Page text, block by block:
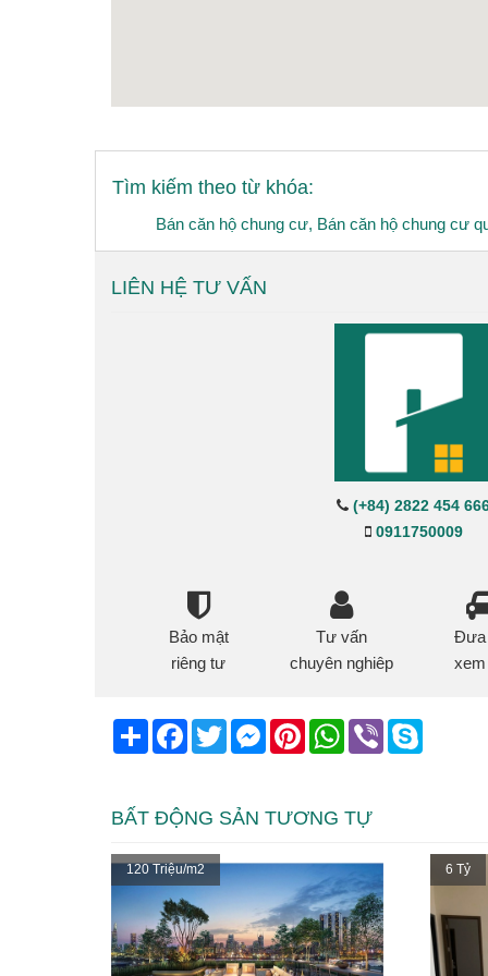
Tìm kiếm theo từ khóa:
Bán căn hộ chung cư, Bán căn hộ chung cư
LIÊN HỆ TƯ VẤN
(+84) 2822 454
0911750009
Bảo mật
riêng tư
Tư vấn
chuyên nghiêp
Đưa
Share Facebook
TwitterMessenger
PinterestWhatsApp
Viber
BẤT ĐỘNG SẢN TƯƠNG TỰ
120 Triệu/m2 6 Tỷ